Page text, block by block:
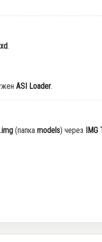
.
ASI Loader.
(папка models) через IMG